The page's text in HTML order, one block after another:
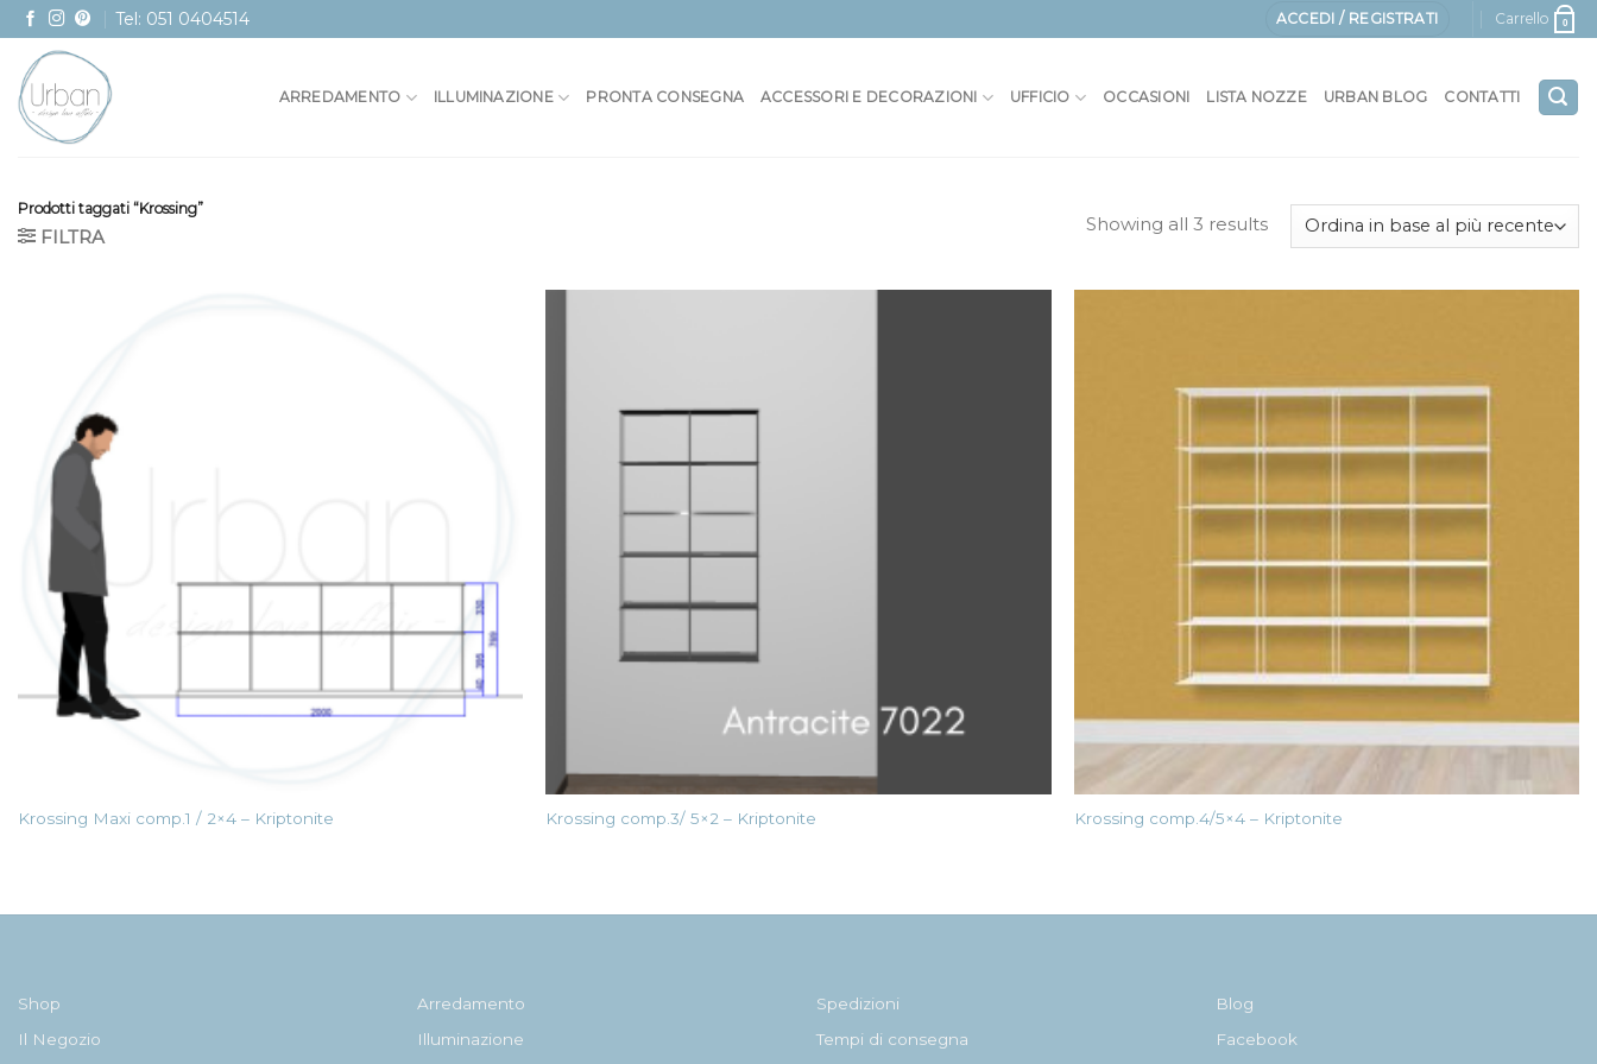
Skip
to
content
Tel: 051 0404514 ACCEDI / REGISTRATI Carrello 0
ARREDAMENTO ILLUMINAZIONE PRONTA CONSEGNA ACCESSORI E DECORAZIONI UFFICIO OCCASIONI LISTA NOZZE URBAN BLOG CONTATTI
Prodotti taggati “Krossing”
FILTRA
Showing all 3 results
Krossing Maxi comp.1 / 2×4 – Kriptonite Krossing comp.3/ 5×2 – Kriptonite Krossing comp.4/5×4 – Kriptonite
Shop
Il Negozio
Arredamento
Illuminazione
Spedizioni
Tempi di consegna
Blog
Facebook